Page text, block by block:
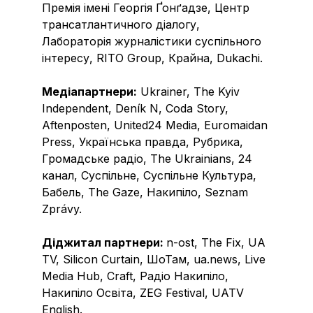
Премія імені Георгія Ґонґадзе, Центр
трансатлантичного діалогу,
Лабораторія журналістики суспільного
інтересу, RITO Group, Крайна, Dukachi.
Медіапартнери: Ukrainer, The Kyiv
Independent, Deník N, Coda Story,
Aftenposten, United24 Media, Euromaidan
Press, Українська правда, Рубрика,
Громадське радіо, The Ukrainians, 24
канал, Суспільне, Суспільне Культура,
Бабель, The Gaze, Накипіло, Seznam
Zprávy.
Діджитал партнери: n-ost, The Fix, UA
TV, Silicon Curtain, ШоТам, ua.news, Live
Media Hub, Craft, Радіо Накипіло,
Накипіло Освіта, ZEG Festival, UATV
English.